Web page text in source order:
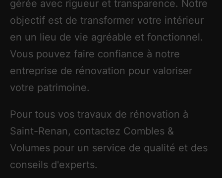
gérée avec rigueur et transparence. Notre
objectif est de transformer votre intérieur
en un lieu de vie agréable et fonctionnel.
Vous pouvez faire confiance à notre
entreprise de rénovation pour valoriser
votre patrimoine.
Pour tous vos travaux de rénovation à
Saint-Renan, contactez Combles &
Volumes pour un service de qualité et des
conseils d'experts.